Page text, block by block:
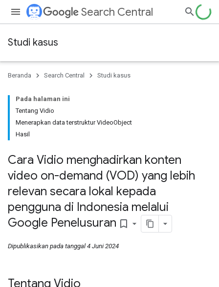
Search Central
Studi kasus
Beranda Search Central Studi kasus
Pada halaman ini
Tentang Vidio
Menerapkan data terstruktur VideoObject
Hasil
Cara Vidio menghadirkan konten
video on-demand (VOD) yang lebih
relevan secara lokal kepada
pengguna di Indonesia melalui
Google Penelusuran bookmark_border
Dipublikasikan pada tanggal 4 Juni 2024
Tentang Vidio